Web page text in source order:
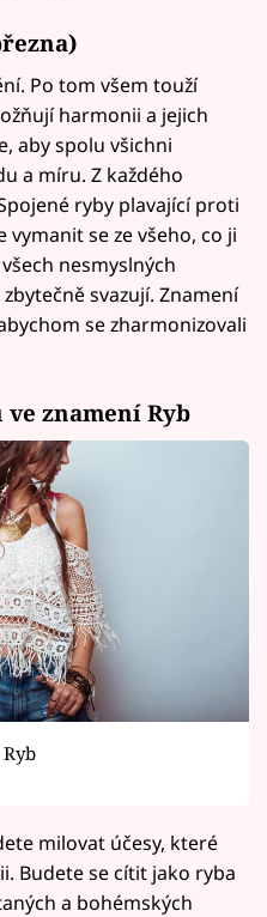
Po tom všem touží
harmonii a jejich
aby spolu všichni
a míru. Z každého
ryby plavající proti
se ze všeho, co ji
nesmyslných
svazují. Znamení
se zharmonizovali
znamení Ryb
milovat účesy, které
Budete se cítit jako ryba
a bohémských